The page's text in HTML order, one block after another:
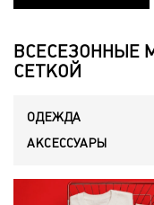
ВСЕСЕЗОННЫЕ
СЕТКОЙ
ОДЕЖДА
АКСЕССУАРЫ